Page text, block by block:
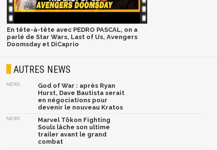
En tête-à-tête avec PEDRO PASCAL, on a
parlé de Star Wars, Last of Us, Avengers
Doomsday et DiCaprio
AUTRES NEWS
NEWS
God of War : après Ryan
Hurst, Dave Bautista serait
en négociations pour
devenir le nouveau Kratos
NEWS
Marvel Tōkon Fighting
Souls lâche son ultime
trailer avant le grand
combat